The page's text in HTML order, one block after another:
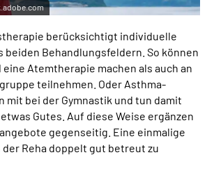
berücksichtigt individuelle
beiden Behandlungsfeldern. So können
Atemtherapie machen als auch an
teilnehmen. Oder Asthma-
mit bei der Gymnastik und tun damit
Gutes. Auf diese Weise ergänzen
gegenseitig. Eine einmalige
der Reha doppelt gut betreut zu